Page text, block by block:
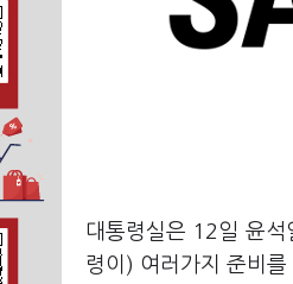
대통령실은 12일 윤석
령이) 여러가지 준비